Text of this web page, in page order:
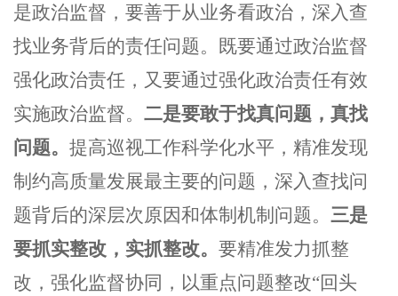
是政治监督，要善于从业务看政治，深入查
找业务背后的责任问题。
既要通过政治监督
强化政治责任，又要通过强化政治责任有效
实施政治监督。 二是要敢于找真问题，真找
问题。 提高巡视工作科学化水平， 精准发现
制约高质量发展最主要的问题，深入查找问
题背后的深层次原因和体制机制问题。 三是
要抓实整改，实抓整改。 要精准发力抓整
改，强化监督协同， 以重点问题整改“回头